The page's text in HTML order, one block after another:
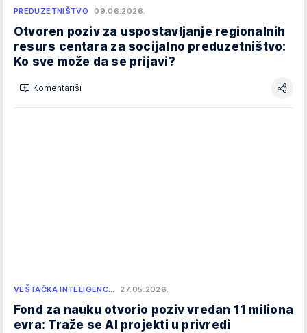
PREDUZETNIŠTVO 09.06.2026.
Otvoren poziv za uspostavljanje regionalnih
resurs centara za socijalno preduzetništvo:
Ko sve može da se prijavi?
Komentariši
VEŠTAČKA INTELIGENC… 27.05.2026.
Fond za nauku otvorio poziv vredan 11 miliona
evra: Traže se AI projekti u privredi